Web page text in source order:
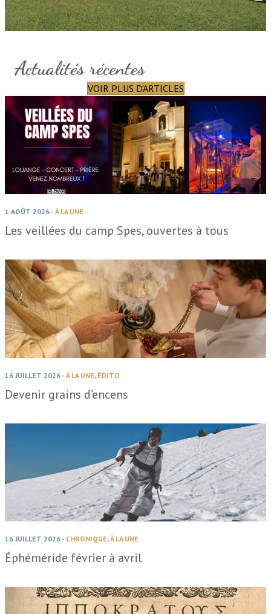
Actualités récentes
VOIR PLUS D'ARTICLES
1 AOÛT 2026 - À LA UNE
Les veillées du camp Spes, ouvertes à tous
16 JUILLET 2026 - À LA UNE, ÉDITO
Devenir grains d’encens
16 JUILLET 2026 - CHRONIQUE,À LA UNE
Éphéméride février à avril